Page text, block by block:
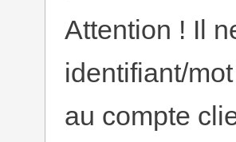
Attention ! Il
identifiant/
au compte